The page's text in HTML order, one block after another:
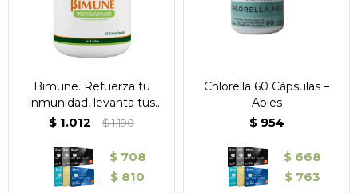
Bimune. Refuerza tu
inmunidad, levanta tus
defensas
$ 1.012 $1.190
$ 708
$ 810
Chlorella 60 Cápsulas –
Abies
$ 954
$ 668
$ 763